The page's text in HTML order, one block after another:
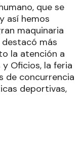
que se
así hemos
maquinaria
más
la atención a
Oficios, la feria
de concurrencia
deportivas,